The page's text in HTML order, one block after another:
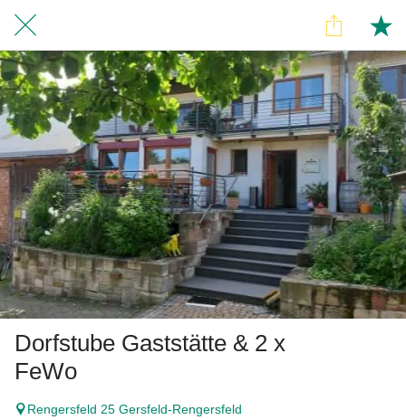
Dorfstube Gaststätte & 2 x
FeWo
Rengersfeld 25 Gersfeld-Rengersfeld